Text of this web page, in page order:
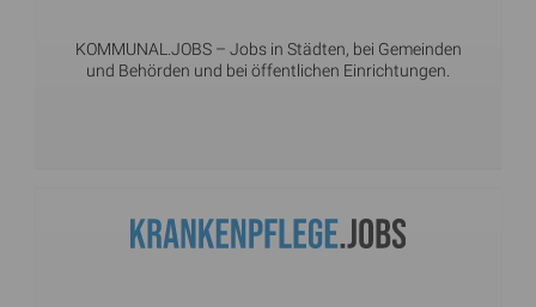
KOMMUNAL.JOBS– Jobs in Städten, bei Gemeinden
und Behörden und bei öffentlichen Einrichtungen.